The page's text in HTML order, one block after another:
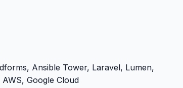
Ansible Tower, Laravel, Lumen,
Google Cloud